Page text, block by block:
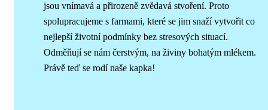
jsou vnímavá a přirozeně zvědavá stvoření. Proto
spolupracujeme s farmami, které se jim snaží vytvořit co
nejlepší životní podmínky bez stresových situací.
Odměňují se nám čerstvým, na živiny bohatým mlékem.
Právě teď se rodí naše kapka!